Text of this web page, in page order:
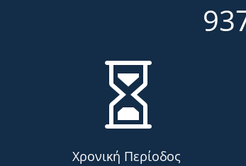

Χρονική Περίοδος